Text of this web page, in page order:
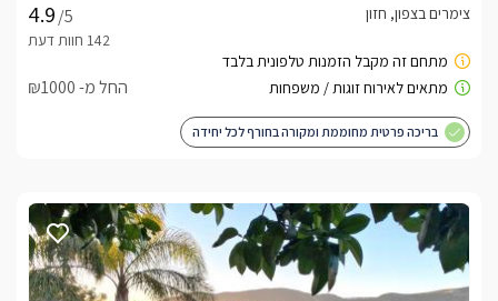
/5
צימרים בצפון, חזון
החל מ- ₪1000
בריכה פרטית מחוממת ומקורה בחורף לכל יחידה